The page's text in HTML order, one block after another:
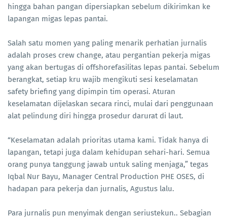
hingga bahan pangan dipersiapkan sebelum dikirimkan ke
lapangan migas lepas pantai.
Salah satu momen yang paling menarik perhatian jurnalis
adalah proses crew change, atau pergantian pekerja migas
yang akan bertugas di offshorefasilitas lepas pantai. Sebelum
berangkat, setiap kru wajib mengikuti sesi keselamatan
safety briefing yang dipimpin tim operasi. Aturan
keselamatan dijelaskan secara rinci, mulai dari penggunaan
alat pelindung diri hingga prosedur darurat di laut.
“Keselamatan adalah prioritas utama kami. Tidak hanya di
lapangan, tetapi juga dalam kehidupan sehari-hari. Semua
orang punya tanggung jawab untuk saling menjaga,” tegas
Iqbal Nur Bayu, Manager Central Production PHE OSES, di
hadapan para pekerja dan jurnalis, Agustus lalu.
Para jurnalis pun menyimak dengan seriustekun.. Sebagian